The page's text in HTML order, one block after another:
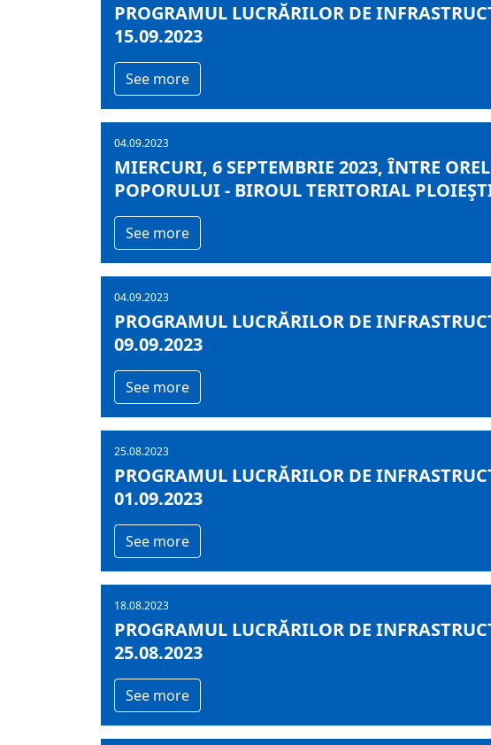
PROGRAMUL LUCRĂRILOR DE
15.09.2023
See more
04.09.2023
MIERCURI, 6 SEPTEMBRIE 2023, ÎNTRE
POPORULUI - BIROUL TERITORIAL
See more
04.09.2023
PROGRAMUL LUCRĂRILOR DE
09.09.2023
See more
25.08.2023
PROGRAMUL LUCRĂRILOR DE
01.09.2023
See more
18.08.2023
PROGRAMUL LUCRĂRILOR DE
25.08.2023
See more